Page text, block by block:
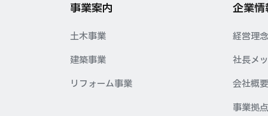
事業案内
土木事業
建築事業
リフォーム事業
企業情
経営理
社長メ
会社概
事業拠